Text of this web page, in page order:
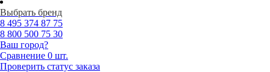
Выбрать бренд
8 495 374 87 75
8 800 500 75 30
Ваш город?
Сравнение 0 шт.
Проверить статус заказа